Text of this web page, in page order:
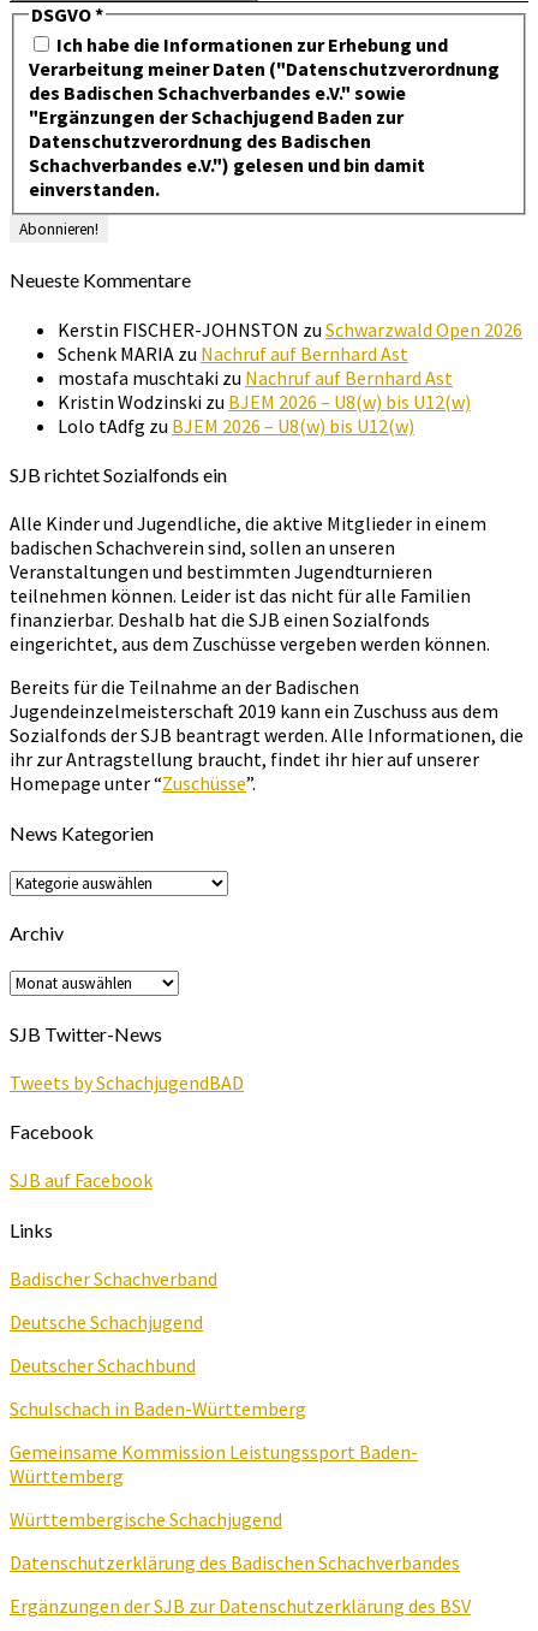
DSGVO*
Ich habe die Informationen zur Erhebung und
Verarbeitung meiner Daten ("Datenschutzverordnung
des Badischen Schachverbandes e.V." sowie
"Ergänzungen der Schachjugend Baden zur
Datenschutzverordnung des Badischen
Schachverbandes e.V.") gelesen und bin damit
einverstanden.
Neueste Kommentare
Kerstin FISCHER-JOHNSTON zu Schwarzwald Open 2026
Schenk MARIA zu Nachruf auf Bernhard Ast
mostafa muschtaki zu Nachruf auf Bernhard Ast
Kristin Wodzinski zu BJEM 2026 – U8(w) bis U12(w)
Lolo tAdfg zu BJEM 2026 – U8(w) bis U12(w)
SJB richtet Sozialfonds ein
Alle Kinder und Jugendliche, die aktive Mitglieder in einem
badischen Schachverein sind, sollen an unseren
Veranstaltungen und bestimmten Jugendturnieren
teilnehmen können. Leider ist das nicht für alle Familien
finanzierbar. Deshalb hat die SJB einen Sozialfonds
eingerichtet, aus dem Zuschüsse vergeben werden können.
Bereits für die Teilnahme an der Badischen
Jugendeinzelmeisterschaft 2019 kann ein Zuschuss aus dem
Sozialfonds der SJB beantragt werden. Alle Informationen, die
ihr zur Antragstellung braucht, findet ihr hier auf unserer
Homepage unter “Zuschüsse”.
News Kategorien
News
Kategorien
Archiv
Archiv
SJB Twitter-News
Tweets by SchachjugendBAD
Facebook
SJB auf Facebook
Links
Badischer Schachverband
Deutsche Schachjugend
Deutscher Schachbund
Schulschach in Baden-Württemberg
Gemeinsame Kommission Leistungssport Baden-
Württemberg
Württembergische Schachjugend
Datenschutzerklärung des Badischen Schachverbandes
Ergänzungen der SJB zur Datenschutzerklärung des BSV